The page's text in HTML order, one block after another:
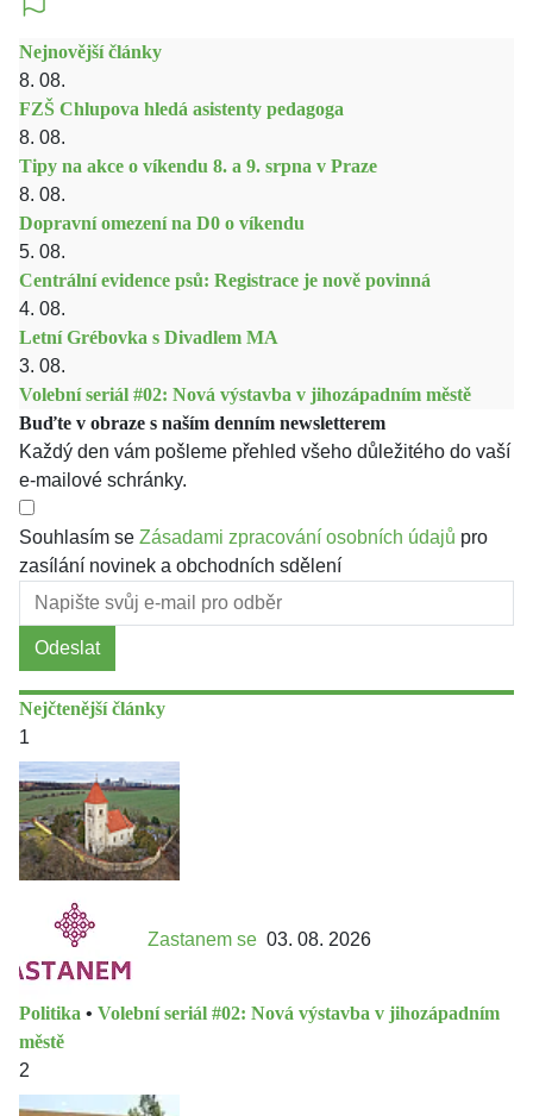
Nejnovější články
8. 08.
FZŠ Chlupova hledá asistenty pedagoga
8. 08.
Tipy na akce o víkendu 8. a 9. srpna v Praze
8. 08.
Dopravní omezení na D0 o víkendu
5. 08.
Centrální evidence psů: Registrace je nově povinná
4. 08.
Letní Grébovka s Divadlem MA
3. 08.
Volební seriál #02: Nová výstavba v jihozápadním městě
Buďte v obraze s naším denním newsletterem
Každý den vám pošleme přehled všeho důležitého do vaší
e-mailové schránky.
Souhlasím se Zásadami zpracování osobních údajů pro
zasílání novinek a obchodních sdělení
Odeslat
Nejčtenější články
1
Zastanem se 03. 08. 2026
Politika • Volební seriál #02: Nová výstavba v jihozápadním
městě
2